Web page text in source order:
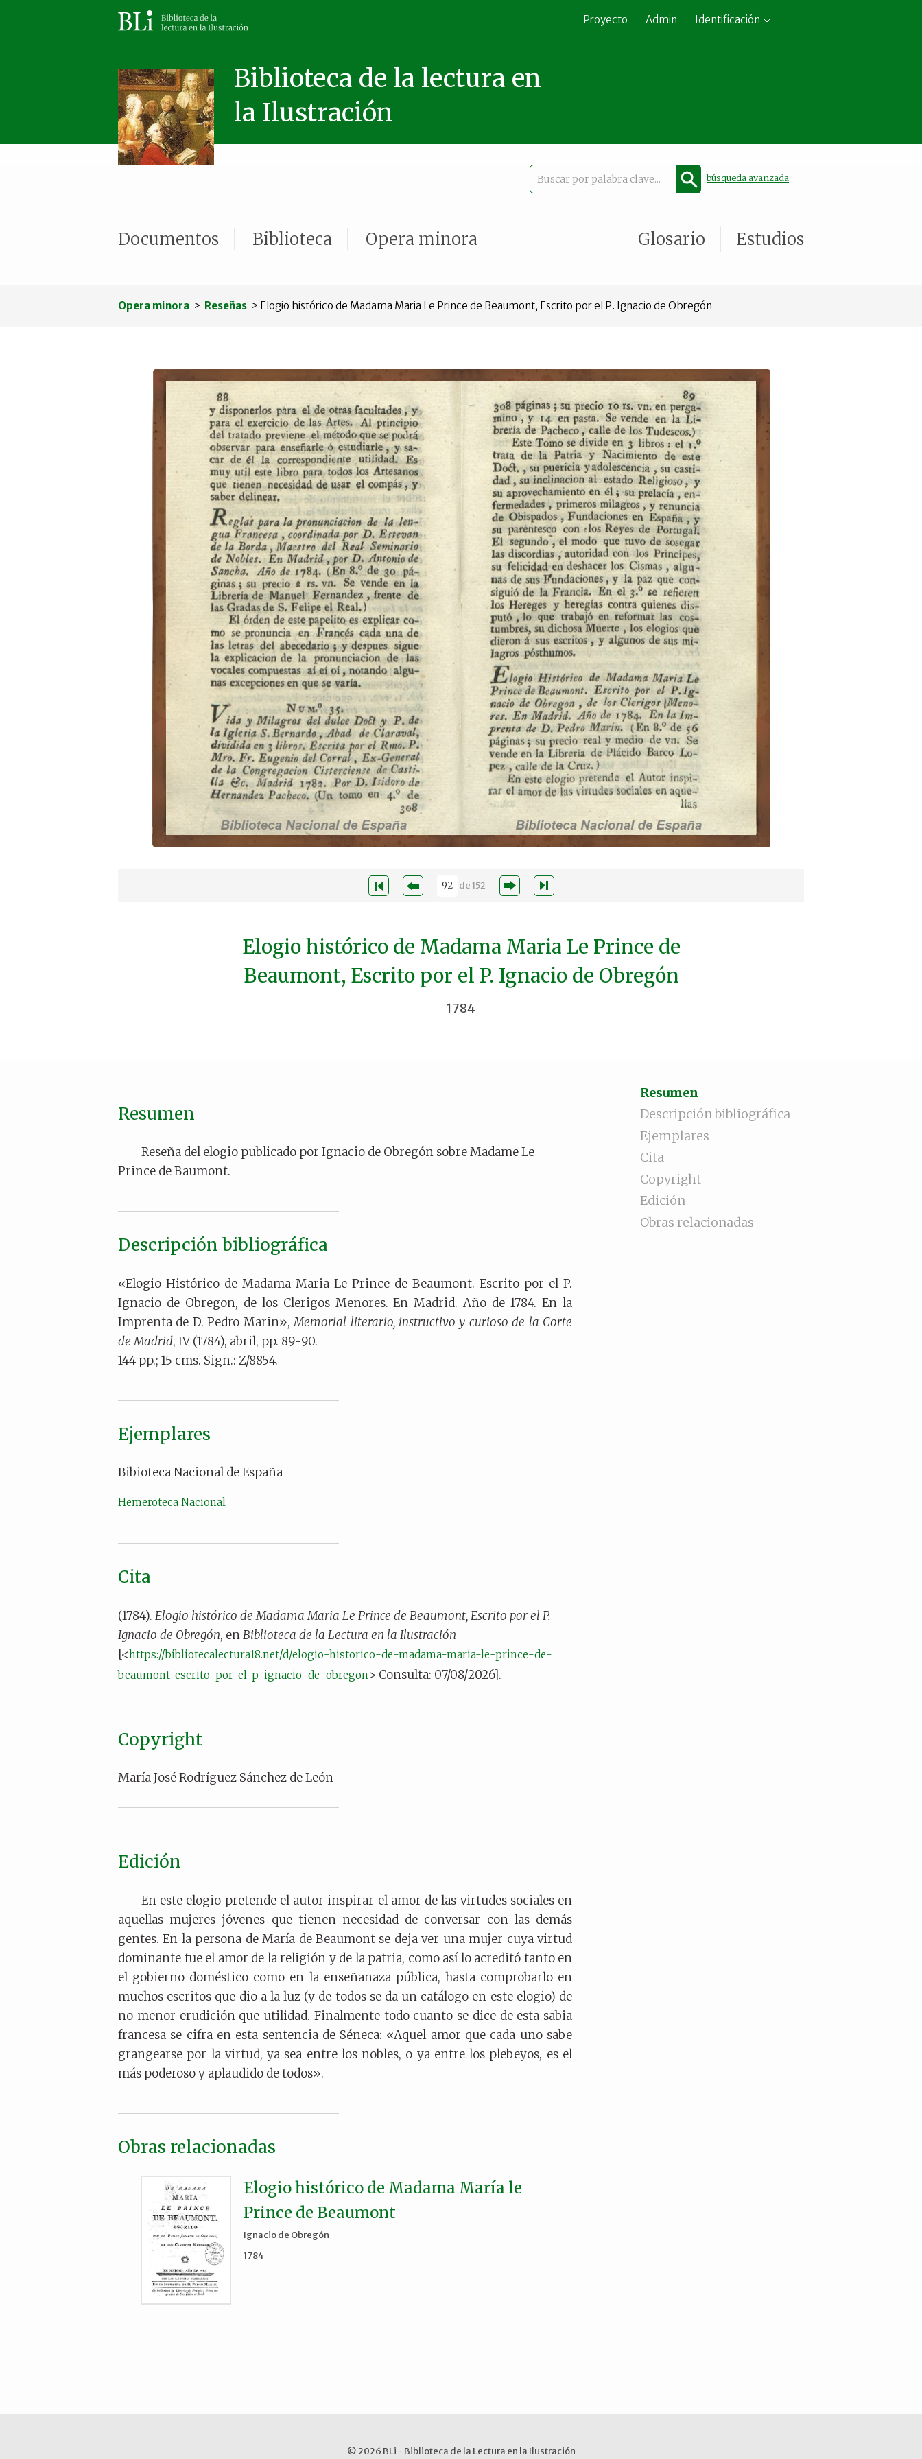
Proyecto Admin Identificación
Biblioteca de la lectura en
la Ilustración
búsqueda avanzada
Documentos Biblioteca Opera minora Estudios
Glosario
Opera minora > Reseñas > Elogio histórico de Madama Maria Le Prince de Beaumont, Escrito por el P. Ignacio de Obregón
de152
Elogio histórico de Madama Maria Le Prince de
Beaumont, Escrito por el P. Ignacio de Obregón
1784
Resumen
Descripción bibliográfica
Ejemplares
Cita
Copyright
Edición
Obras relacionadas
Resumen
Reseña del elogio publicado por Ignacio de Obregón sobre Madame Le
Prince de Baumont.
Descripción bibliográfica
«Elogio Histórico de Madama Maria Le Prince de Beaumont. Escrito por el P.
Ignacio de Obregon, de los Clerigos Menores. En Madrid. Año de 1784. En la
Imprenta de D. Pedro Marin»,Memorial literario, instructivo y curioso de la Corte
de Madrid, IV (1784), abril, pp. 89-90.
144 pp.; 15 cms. Sign.: Z/8854.
Ejemplares
Bibioteca Nacional de España
Hemeroteca Nacional
Cita
(1784). Elogio histórico de Madama Maria Le Prince de Beaumont, Escrito por el P.
Ignacio de Obregón, enBiblioteca de la Lectura en la Ilustración
[<https://bibliotecalectura18.net/d/elogio-historico-de-madama-maria-le-prince-de-
beaumont-escrito-por-el-p-ignacio-de-obregon > Consulta: 07/08/2026].
Copyright
María José Rodríguez Sánchez de León
Edición
En este elogio pretende el autor inspirar el amor de las virtudes sociales en
aquellas mujeres jóvenes que tienen necesidad de conversar con las demás
gentes. En la persona de María de Beaumont se deja ver una mujer cuya virtud
dominante fue el amor de la religión y de la patria, como así lo acreditó tanto en
el gobierno doméstico como en la enseñanaza pública, hasta comprobarlo en
muchos escritos que dio a la luz (y de todos se da un catálogo en este elogio) de
no menor erudición que utilidad. Finalmente todo cuanto se dice de esta sabia
francesa se cifra en esta sentencia de Séneca: «Aquel amor que cada uno sabe
grangearse por la virtud, ya sea entre los nobles, o ya entre los plebeyos, es el
más poderoso y aplaudido de todos».
Obras relacionadas
Elogio histórico de Madama María le
Prince de Beaumont
Ignacio de Obregón
1784
© 2026 BLi - Biblioteca de la Lectura en la Ilustración